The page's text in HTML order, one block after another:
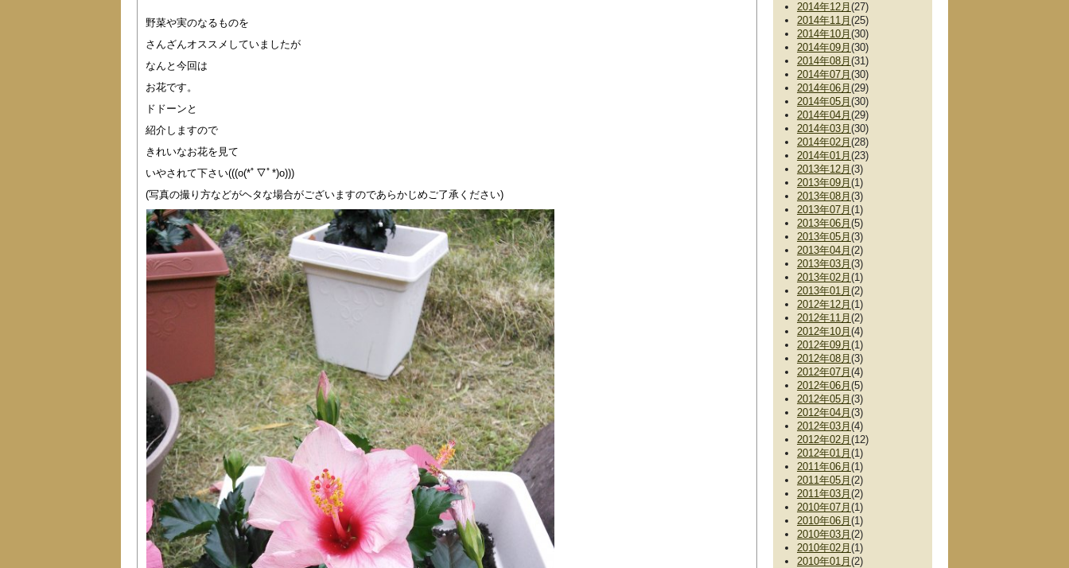
野菜や実のなるものを
さんざんオススメしていましたが
なんと今回は
お花です。
ドドーンと
紹介しますので
きれいなお花を見て
いやされて下さい(((o(*ﾟ▽ﾟ*)o)))
(写真の撮り方などがヘタな場合がございますのであらかじめご了承ください)
2014年12月 (27)
2014年11月 (25)
2014年10月 (30)
2014年09月 (30)
2014年08月 (31)
2014年07月 (30)
2014年06月 (29)
2014年05月 (30)
2014年04月 (29)
2014年03月 (30)
2014年02月 (28)
2014年01月 (23)
2013年12月 (3)
2013年09月 (1)
2013年08月 (3)
2013年07月 (1)
2013年06月 (5)
2013年05月 (3)
2013年04月 (2)
2013年03月 (3)
2013年02月 (1)
2013年01月 (2)
2012年12月 (1)
2012年11月 (2)
2012年10月 (4)
2012年09月 (1)
2012年08月 (3)
2012年07月 (4)
2012年06月 (5)
2012年05月 (3)
2012年04月 (3)
2012年03月 (4)
2012年02月 (12)
2012年01月 (1)
2011年06月 (1)
2011年05月 (2)
2011年03月 (2)
2010年07月 (1)
2010年06月 (1)
2010年03月 (2)
2010年02月 (1)
2010年01月 (2)